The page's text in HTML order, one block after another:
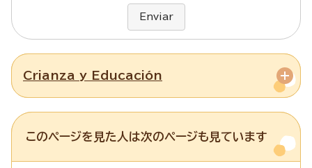
Enviar
Crianza y Educación
このページを見た人は次のページも見ています